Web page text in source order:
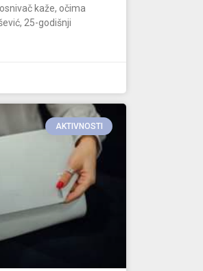
kaže, očima
25-godišnji
AKTIVNOSTI